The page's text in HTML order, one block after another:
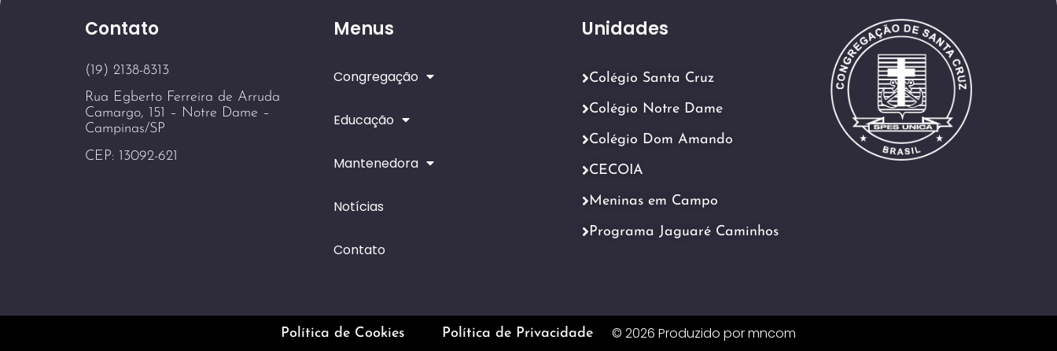
Contato
(19) 2138-8313
Rua Egberto Ferreira de Arruda
Camargo, 151 – Notre Dame –
Campinas/SP
CEP: 13092-621
Menus
Congregação
Educação
Mantenedora
Notícias
Contato
Unidades
Colégio Santa Cruz
Colégio Notre Dame
Colégio Dom Amando
CECOIA
Meninas em Campo
Programa Jaguaré Caminhos
Política de Cookies Política de Privacidade © 2026 Produzido pormncom